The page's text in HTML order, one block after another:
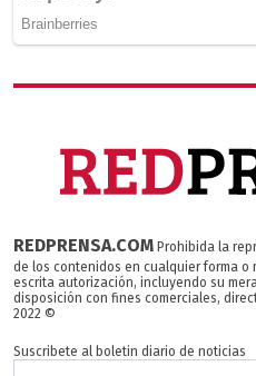
REDPRENSA.COM Prohibida la
de los contenidos en cualquier forma o
escrita autorización, incluyendo su
disposición con fines comerciales,
2022 ©
Suscribete al boletin diario de noticias